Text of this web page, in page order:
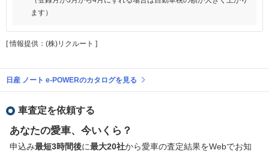
ます）
[ 情報提供：(株)リクルート ]
日産 ノート e-POWERのカタログを見る
車査定を依頼する
あなたの愛車、今いくら？
申込み最短3時間後に最大20社から愛車の査定結果をWebでお知